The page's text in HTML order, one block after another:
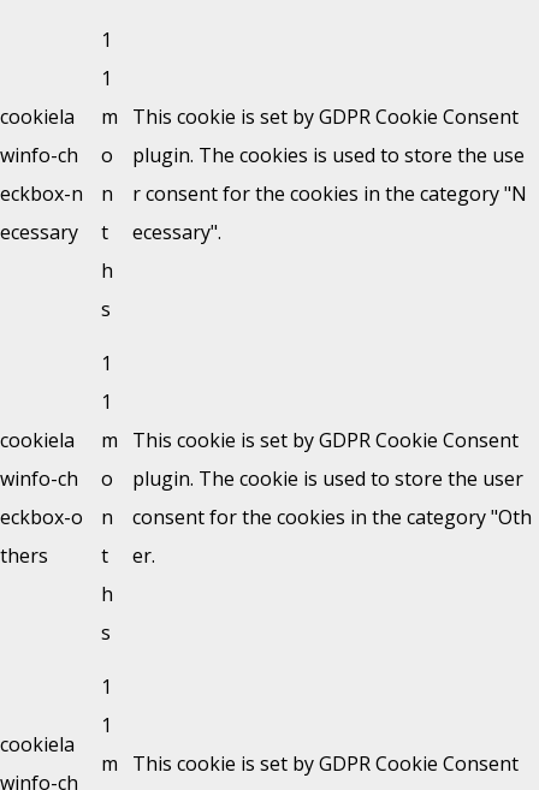
cookiela
winfo-ch
eckbox-n
ecessary
1
1
m
o
n
t
h
s
This cookie is set by GDPR Cookie Consent
plugin. The cookies is used to store the use
r consent for the cookies in the category "N
ecessary".
cookiela
winfo-ch
eckbox-o
thers
1
1
m
o
n
t
h
s
This cookie is set by GDPR Cookie Consent
plugin. The cookie is used to store the user
consent for the cookies in the category "Oth
er.
cookiela
winfo-ch
1
1
m
This cookie is set by GDPR Cookie Consent